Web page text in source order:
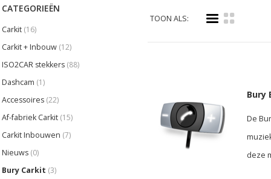
CATEGORIEËN
Carkit (16)
Carkit + Inbouw (12)
ISO2CAR stekkers (88)
Dashcam (1)
Accessoires (22)
Af-fabriek Carkit (15)
Carkit Inbouwen (7)
Nieuws (0)
Bury Carkit (3)
TOON ALS: i k
Bury
De
deze